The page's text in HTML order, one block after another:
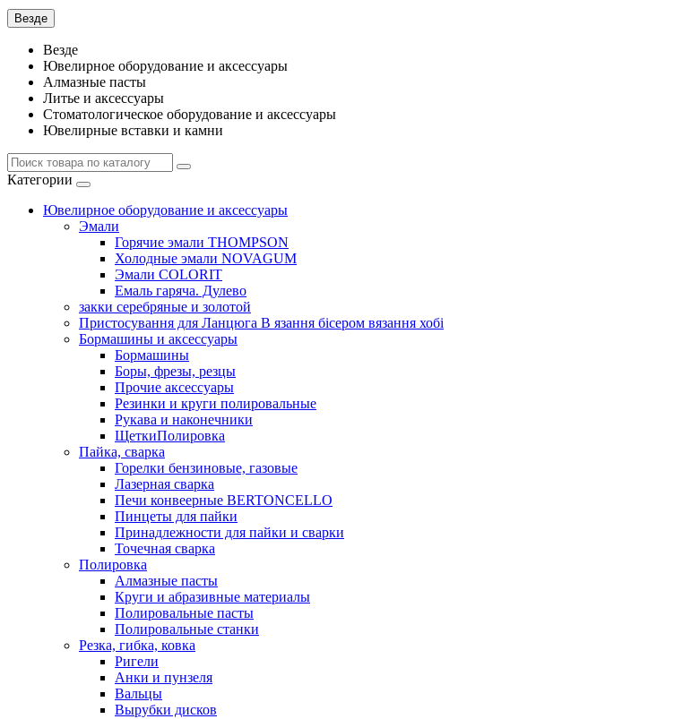
Везде
Везде
Ювелирное оборудование и аксессуары
Алмазные пасты
Литье и аксессуары
Стоматологическое оборудование и аксессуары
Ювелирные вставки и камни
Категории
Ювелирное оборудование и аксессуары
Эмали
Горячие эмали THOMPSON
Холодные эмали NOVAGUM
Эмали COLORIT
Емаль гаряча. Дулево
закки серебряные и золотой
Пристосування для Ланцюга В язання бісером вязання хобі
Бормашины и аксессуары
Бормашины
Боры, фрезы, резцы
Прочие аксессуары
Резинки и круги полировальные
Рукава и наконечники
ЩеткиПолировка
Пайка, сварка
Горелки бензиновые, газовые
Лазерная сварка
Печи конвеерные BERTONCELLO
Пинцеты для пайки
Принадлежности для пайки и сварки
Точечная сварка
Полировка
Алмазные пасты
Круги и абразивные материалы
Полировальные пасты
Полировальные станки
Резка, гибка, ковка
Ригели
Анки и пунзеля
Вальцы
Вырубки дисков